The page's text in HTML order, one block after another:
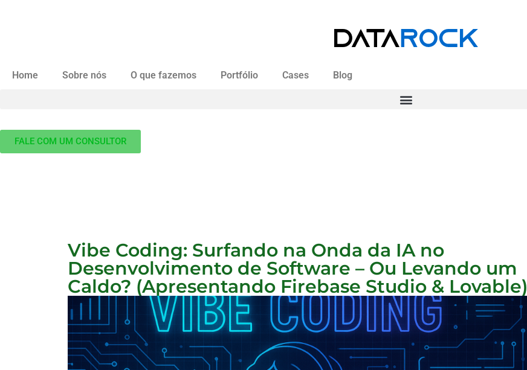
Home Sobre nós O que fazemos Portfólio Cases Blog
FALE COM UM CONSULTOR
Vibe Coding: Surfando na Onda da IA no
Desenvolvimento de Software – Ou Levando um
Caldo? (Apresentando Firebase Studio & Lovable)